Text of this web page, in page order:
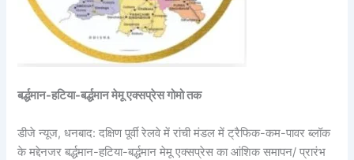
बर्द्धमान-हटिया-बर्द्धमान मेमू एक्सप्रेस गोमो तक
डीजे न्यूज, धनबाद: दक्षिण पूर्वी रेलवे में रांची मंडल में ट्रैफिक-कम-पावर ब्लॉक
के मद्देनजर बर्द्धमान-हटिया-बर्द्धमान मेमू एक्सप्रेस का आंशिक समापन/ प्रारंभ